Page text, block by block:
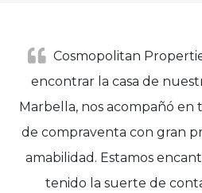
Cosmopolitan
encontrar la casa de
Marbella, nos acompañó en
de compraventa con gran
amabilidad. Estamos
tenido la suerte de